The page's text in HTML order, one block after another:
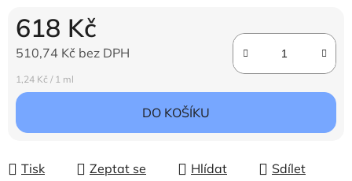
618 Kč
510,74 Kč bez DPH
Měrná cena:
1,24 Kč / 1 ml
DO KOŠÍKU
Tisk Zeptat se Hlídat Sdílet